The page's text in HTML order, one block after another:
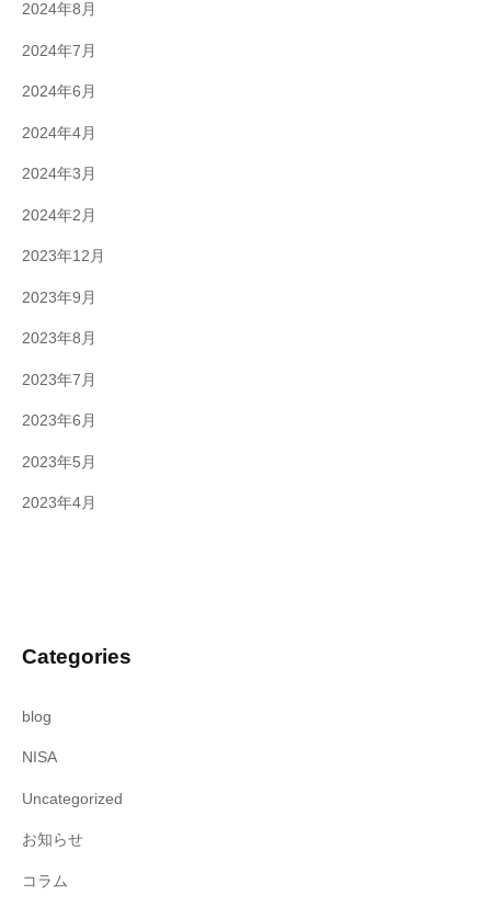
2024年8月
2024年7月
2024年6月
2024年4月
2024年3月
2024年2月
2023年12月
2023年9月
2023年8月
2023年7月
2023年6月
2023年5月
2023年4月
Categories
blog
NISA
Uncategorized
お知らせ
コラム